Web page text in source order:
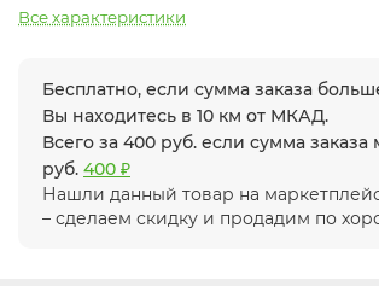
Все характеристики
Бесплатно, если сумма заказа
Вы находитесь в 10 км от МКАД.
Всего за 400 руб. если сумма
руб. 400 ₽
Нашли данный товар на
– сделаем скидку и продадим по